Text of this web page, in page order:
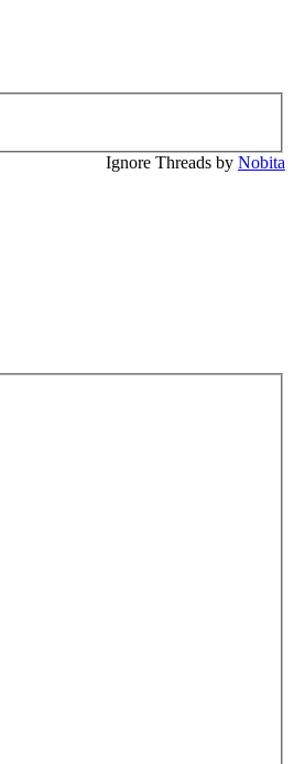
Ignore Threads by Nobita